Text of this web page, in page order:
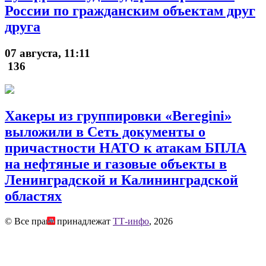
России по гражданским объектам друг
друга
07 августа, 11:11
136
Хакеры из группировки «Beregini»
выложили в Сеть документы о
причастности НАТО к атакам БПЛА
на нефтяные и газовые объекты в
Ленинградской и Калининградской
областях
© Все права принадлежат ТТ-инфо, 2026